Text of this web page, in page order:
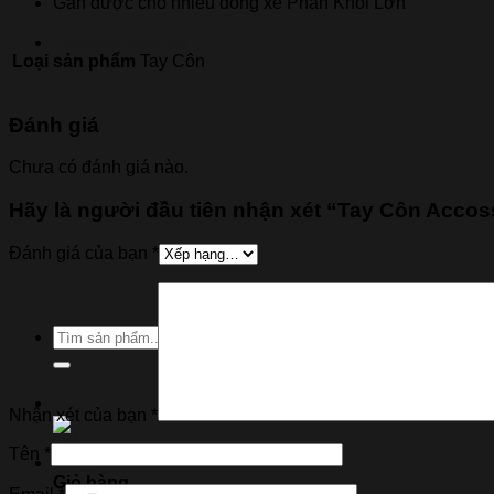
Tìm
kiếm:
Giỏ hàng
Loại sản phẩm Tay Côn
Đánh giá
Chưa có đánh giá nào.
Hãy là người đầu tiên nhận xét “Tay Côn
Đánh giá của bạn *
Nhận xét của bạn *
Tên *